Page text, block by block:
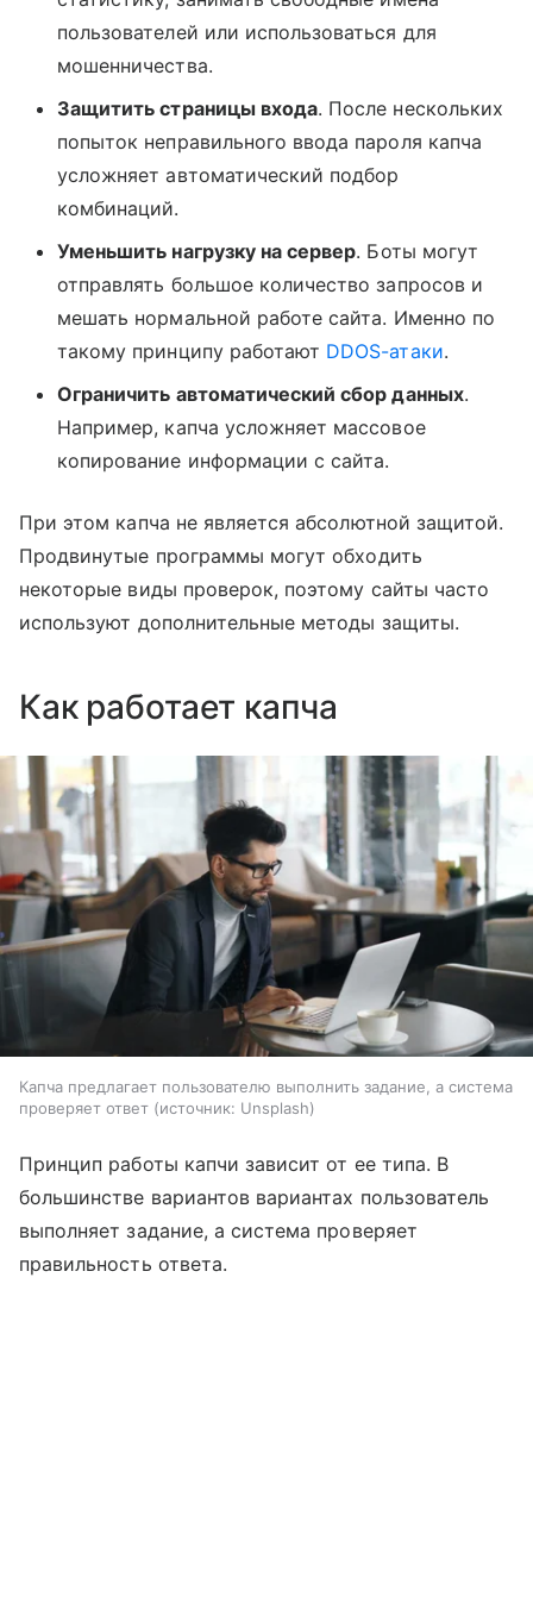
пользователей или использоваться для
мошенничества.
Защитить страницы входа. После нескольких
попыток неправильного ввода пароля капча
усложняет автоматический подбор
комбинаций.
Уменьшить нагрузку на сервер. Боты могут
отправлять большое количество запросов и
мешать нормальной работе сайта. Именно по
такому принципу работают DDOS-атаки.
Ограничить автоматический сбор данных.
Например, капча усложняет массовое
копирование информации с сайта.
При этом капча не является абсолютной защитой.
Продвинутые программы могут обходить
некоторые виды проверок, поэтому сайты часто
используют дополнительные методы защиты.
Как работает капча
Капча предлагает пользователю выполнить задание, а система
проверяет ответ
источник: Unsplash
Принцип работы капчи зависит от ее типа. В
большинстве вариантов вариантах пользователь
выполняет задание, а система проверяет
правильность ответа.